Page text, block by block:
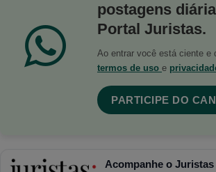
postagens
Portal Juristas.
Ao entrar você está ciente e
termos de uso e
PARTICIPE DO
Acompanhe o